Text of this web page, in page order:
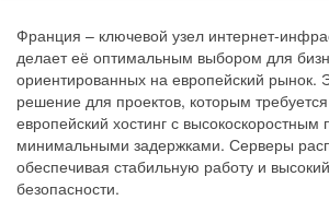
Франция – ключевой узел интернет-
делает её оптимальным выбором для
ориентированных на европейский рынок.
решение для проектов, которым
европейский хостинг с
минимальными задержками. Серверы
обеспечивая стабильную работу и
безопасности.